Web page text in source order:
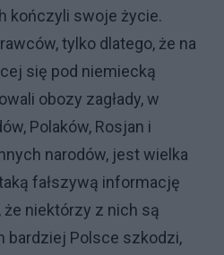
kończyli swoje życie.
tylko dlatego, że na
się pod niemiecką
obozy zagłady, w
Polaków, Rosjan i
narodów, jest wielka
fałszywą informację
niektórzy z nich są
bardziej Polsce szkodzi,